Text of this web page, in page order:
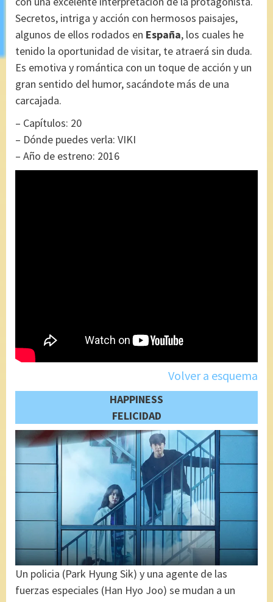
Secretos, intriga y acción con hermosos paisajes,
algunos de ellos rodados en España, los cuales he
tenido la oportunidad de visitar, te atraerá sin duda.
Es emotiva y romántica con un toque de acción y un
gran sentido del humor, sacándote más de una
carcajada.
– Capítulos: 20
– Dónde puedes verla: VIKI
– Año de estreno: 2016
Volver a esquema
HAPPINESS
FELICIDAD
Un policia (Park Hyung Sik) y una agente de las
fuerzas especiales (Han Hyo Joo) se mudan a un